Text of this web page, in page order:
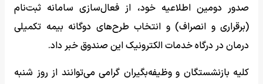
صدور دومین اطلاعیه خود، از فعال‌سازی سامانه ثبت‌نام
(برقراری و انصراف) و انتخاب طرح‌های دوگانه بیمه تکمیلی
درمان در درگاه خدمات الکترونیک این صندوق خبر داد.
کلیه بازنشستگان و وظیفه‌بگیران گرامی می‌توانند از روز شنبه